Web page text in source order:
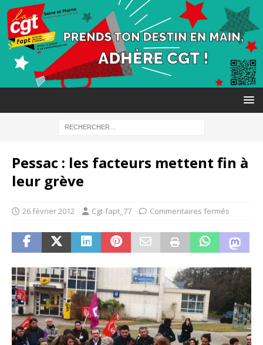
Pessac : les facteurs mettent fin à
leur grève
26 février 2012 Cgt-fapt_77 Commentaires fermés